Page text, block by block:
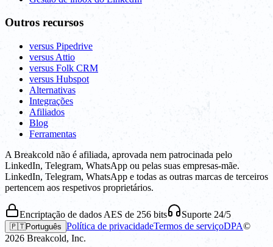
Outros recursos
versus Pipedrive
versus Attio
versus Folk CRM
versus Hubspot
Alternativas
Integrações
Afiliados
Blog
Ferramentas
A Breakcold não é afiliada, aprovada nem patrocinada pelo
LinkedIn, Telegram, WhatsApp ou pelas suas empresas-mãe.
LinkedIn, Telegram, WhatsApp e todas as outras marcas de terceiros
pertencem aos respetivos proprietários.
Encriptação de dados AES de 256 bits Suporte 24/5
🇵🇹Português Política de privacidadeTermos de serviçoDPA©
2026 Breakcold, Inc.